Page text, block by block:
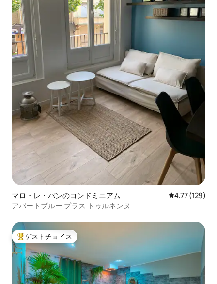
マロ・レ・バンのコンドミニアム レビュー129
4.77 (129)
アパートブルー プラス トゥルネンヌ
大好評のゲストチョイスです。
ゲストチョイス